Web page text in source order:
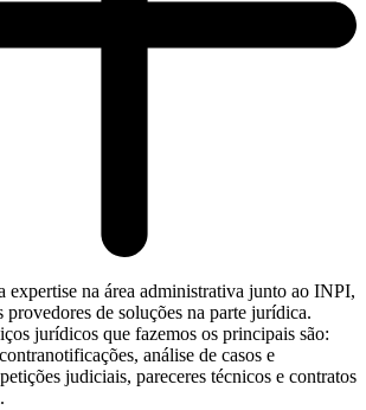
expertise na área administrativa junto ao INPI,
provedores de soluções na parte jurídica.
jurídicos que fazemos os principais são:
análise de casos e
judiciais, pareceres técnicos e contratos